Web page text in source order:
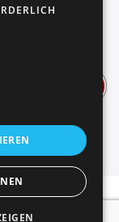
Alle Rechte